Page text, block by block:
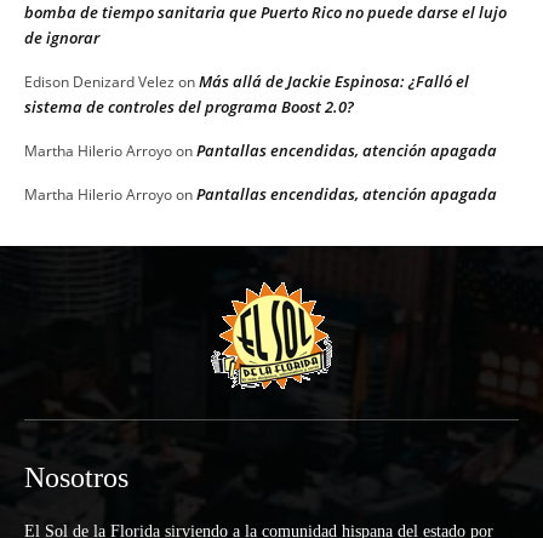
bomba de tiempo sanitaria que Puerto Rico no puede darse el lujo
de ignorar
Edison Denizard Velez onMás allá de Jackie Espinosa: ¿Falló el
sistema de controles del programa Boost 2.0?
Martha Hilerio ArroyoonPantallas encendidas, atención apagada
Martha Hilerio ArroyoonPantallas encendidas, atención apagada
Nosotros
El Sol de la Florida sirviendo a la comunidad hispana del estado por